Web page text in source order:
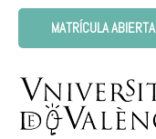
MATRÍCULA ABIERTA